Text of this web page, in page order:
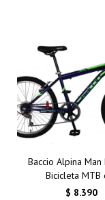
Baccio Alpina Man
Bicicleta MTB
Transmisión
$ 8.390